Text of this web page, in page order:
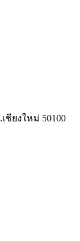
ยงใหม่ 50100